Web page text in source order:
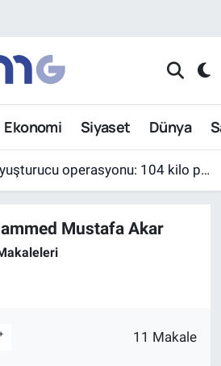
Ekonomi Siyaset Dünya
operasyonu: 104 kilo pregabalin ele geçirildi
Mustafa Akar
11 Makale
ve Fikstür